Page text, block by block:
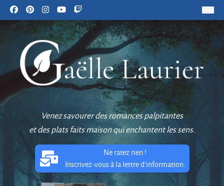
Venez savourer des romances palpitantes
et des plats faits maison qui enchantent les sens.
Ne ratez rien !
Inscrivez-vous à la lettre d'information.